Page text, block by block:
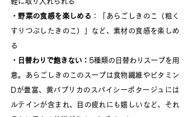
・野菜の食感を楽しめる ：「あらごしきのこ（粗く
すりつぶしたきのこ）」など、素材の食感を楽しめ
る
・日替わりで飽きない： 5種類の日替わりスープを用
意。あらごしきのこのスープは食物繊維やビタミン
Dが豊富、黄パプリカのスパイシーポタージュには
ルテインが含まれ、目の疲れにも嬉しいなど、それ